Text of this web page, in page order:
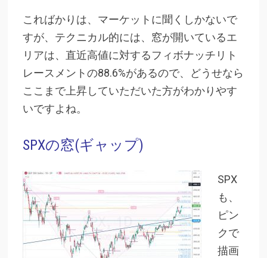
こればかりは、マーケットに聞くしかないで
すが、テクニカル的には、窓が開いているエ
リアは、直近高値に対するフィボナッチリト
レースメントの88.6%があるので、どうせなら
ここまで上昇していただいた方がわかりやす
いですよね。
SPXの窓(ギャップ)
SPX
も、
ピン
クで
描画